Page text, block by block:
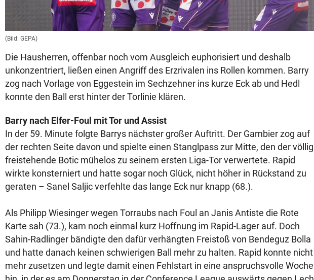
(Bild: GEPA)
Die Hausherren, offenbar noch vom Ausgleich euphorisiert und deshalb
unkonzentriert, ließen einen Angriff des Erzrivalen ins Rollen kommen. Barry
zog nach Vorlage von Eggestein im Sechzehner ins kurze Eck ab und Hedl
konnte den Ball erst hinter der Torlinie klären.
Barry nach Elfer-Foul mit Tor und Assist
In der 59. Minute folgte Barrys nächster großer Auftritt. Der Gambier zog auf
der rechten Seite davon und spielte einen Stanglpass zur Mitte, den der völlig
freistehende Botic mühelos zu seinem ersten Liga-Tor verwertete. Rapid
wirkte konsterniert und hatte sogar noch Glück, nicht höher in Rückstand zu
geraten – Sanel Saljic verfehlte das lange Eck nur knapp (68.).
Als Philipp Wiesinger wegen Torraubs nach Foul an Janis Antiste die Rote
Karte sah (73.), kam noch einmal kurz Hoffnung im Rapid-Lager auf. Doch
Sahin-Radlinger bändigte den dafür verhängten Freistoß von Bendeguz Bolla
und hatte danach keinen schwierigen Ball mehr zu halten. Rapid konnte nicht
mehr zusetzen und legte damit einen Fehlstart in eine anspruchsvolle Woche